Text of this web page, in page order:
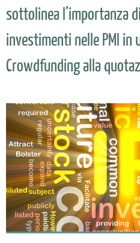
sottolinea l’importanza
investimenti nelle PMI in
Crowdfunding alla